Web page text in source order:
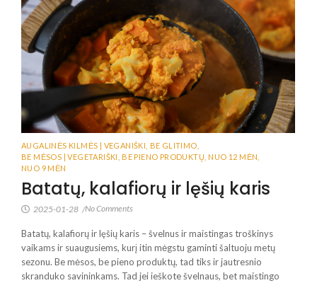
AUGALINĖS KILMĖS | VEGANIŠKI BE GLITIMO
BE MĖSOS | VEGETARIŠKI
BE PIENO PRODUKTŲ NUO 12 MĖN
NUO 9 MĖN
Batatų, kalafiorų ir lęšių karis
2025-01-28 /No Comments
Batatų, kalafiorų ir lęšių karis – švelnus ir maistingas troškinys
vaikams ir suaugusiems, kurį itin mėgstu gaminti šaltuoju metų
sezonu. Be mėsos, be pieno produktų, tad tiks ir jautresnio
skranduko savininkams. Tad jei ieškote švelnaus, bet maistingo